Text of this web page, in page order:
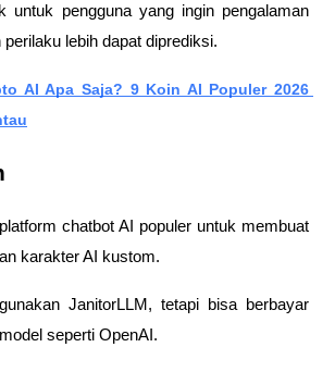
untuk pengguna yang ingin pengalaman
lebih dapat diprediksi.
AI Apa Saja? 9 Koin AI Populer 2026
chatbot AI populer untuk membuat
karakter AI kustom.
JanitorLLM, tetapi bisa berbayar
seperti OpenAI.